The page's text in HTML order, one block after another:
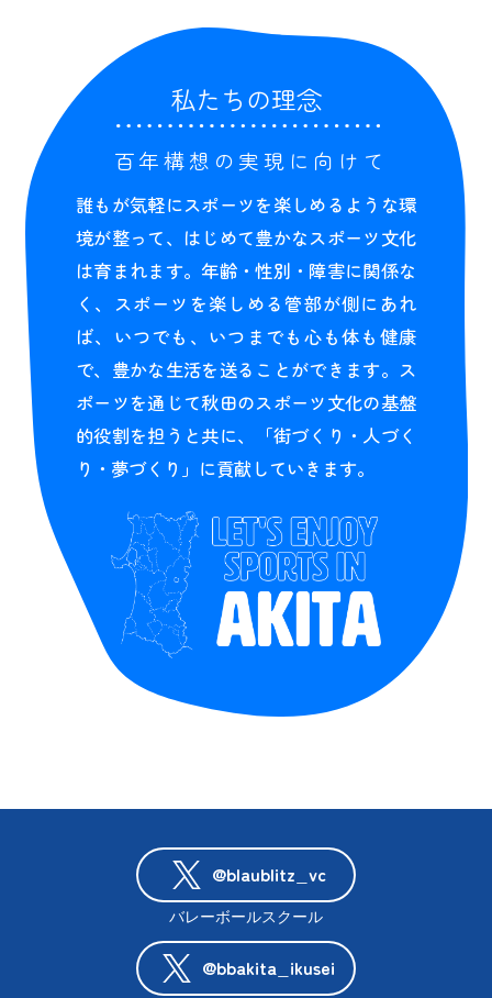
私たちの理念
百年構想の実現に向けて
誰もが気軽にスポーツを楽しめるような環
境が整って、はじめて豊かなスポーツ文化
は育まれます。年齢・性別・障害に関係な
く、スポーツを楽しめる管部が側にあれ
ば、いつでも、いつまでも心も体も健康
で、豊かな生活を送ることができます。ス
ポーツを通じて秋田のスポーツ文化の基盤
的役割を担うと共に、「街づくり・人づく
り・夢づくり」に貢献していきます。
@blaublitz_vc
バレーボールスクール
@bbakita_ikusei